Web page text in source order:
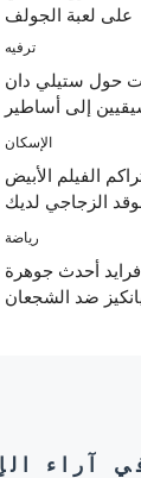
على لعبة الجولف
ترفيه
حول ستيلي دان
إلى أساطير
الإسكان
الفيلم الأبيض
الزجاجي لديك
رياضة
أحدث جوهرة
ضد الشجعان
آراء